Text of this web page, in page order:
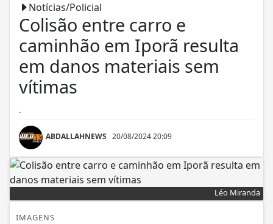
Notícias/Policial
Colisão entre carro e
caminhão em Iporã resulta
em danos materiais sem
vítimas
.
ABDALLAHNEWS 20/08/2024 20:09
Léo Miranda
IMAGENS